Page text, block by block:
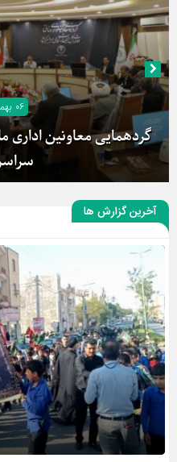
۰۶ بهمن ۱۴۰۳
گردهمایی معاونین اداری
آخرین گزارش ها